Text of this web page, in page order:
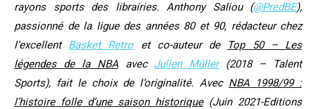
rayons sports des librairies. Anthony Saliou (@PredBE),
passionné de la ligue des années 80 et 90, rédacteur chez
l’excellent
Basket Retro et co-auteur de Top 50 – Les
légendes de la NBAavec Julien Müller(2018 – Talent
Sports), fait le choix de l’originalité. Avec NBA 1998/99 :
l’histoire folle d’une saison historique (Juin 2021-Editions